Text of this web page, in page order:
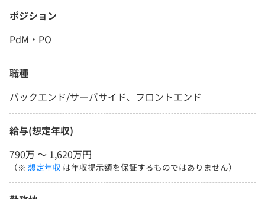
ポジション
PdM・PO
職種
バックエンド/サーバサイド、フロントエンド
給与(想定年収)
790万 〜 1,620万円
（※ 想定年収 は年収提示額を保証するものではありません）